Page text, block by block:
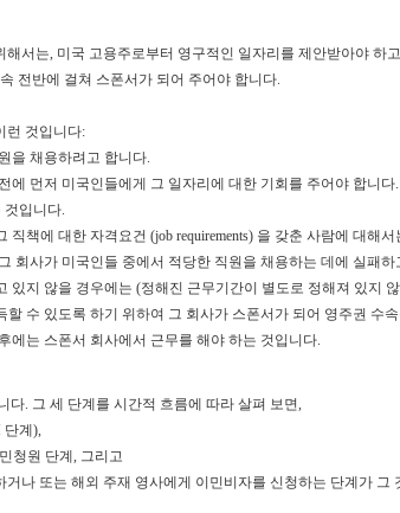
서는, 미국 고용주로부터 영구적인 일자리를 제안받아야 하
전반에 걸쳐 스폰서가 되어 주어야 합니다.
런 것입니다:
을 채용하려고 합니다.
에 먼저 미국인들에게 그 일자리에 대한 기회를 주어야 합니
것입니다.
책에 대한 자격요건 (job requirements) 을 갖춘 사람에 대해
회사가 미국인들 중에서 적당한 직원을 채용하는 데에 실패
있지 않을 경우에는 (정해진 근무기간이 별도로 정해져 있지
수 있도록 하기 위하여 그 회사가 스폰서가 되어 영주권 수
에는 스폰서 회사에서 근무를 해야 하는 것입니다.
. 그 세 단계를 시간적 흐름에 따라 살펴 보면,
단계),
청원 단계, 그리고
나 또는 해외 주재 영사에게 이민비자를 신청하는 단계가 그